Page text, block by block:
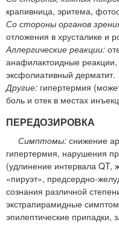
крапивница, эритема,
Со стороны органов
отложения в хрусталике и
Аллергические реакции:
анафилактоидные
эксфолиативный дерматит.
Другие: гипертермия
боль и отек в местах
ПЕРЕДОЗИРОВКА
Симптомы: снижение
гипертермия, нарушения
(удлинение интервала QT,
«пируэт», предсердно-
сознания различной
экстрапирамидные
эпилептические припадки,